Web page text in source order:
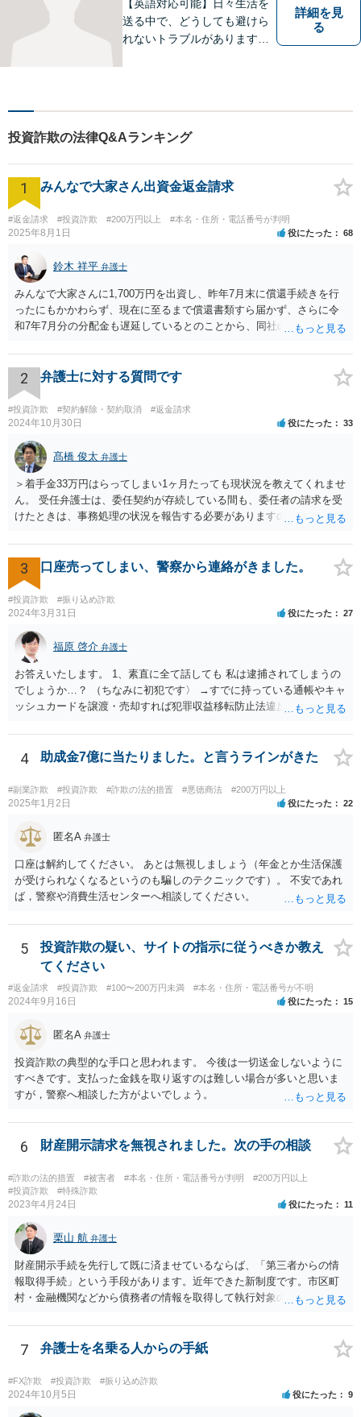
【英語対応可能】日々生活を
送る中で、どうしても避けら
れないトラブルがあります。
ます。 まずはお気軽にご相談
詳細を見
る
投資詐欺の法律Q&Aランキング
1 みんなで大家さん出資金返金請求
#返金請求 #投資詐欺 #200万円以上 #本名・住所・電話番号が判明
2025年8月1日 役にたった 68
鈴木 祥平 弁護士
みんなで大家さんに1,700万円を出資し、昨年7月末に償還手続きを行
ったにもかかわらず、現在に至るまで償還書類すら届かず、さらに令
和7年7月分の分配金も遅延しているとのことから、同社の資金繰りは
のような状況では、放置すれば債権回収が困難となるおそれがあり、
弁護士を入れて早期に対応する必要があります。 本件は、明らかに弁
護士を入れて対応すべき事案です。内容証明郵便により返還請求の意
思表示を行い、応答がなければ訴訟提起や仮差押え等の法的措置をと
るべきです。相手方であるみんなで大家さんは、令和5年6月に金融庁
より業務停止命令を受けており、集団投資スキームに関する法令違反
の疑いも報道されています。返還に応じる余力が今後失われるおそれ
もあるため、他の債権者に先んじて請求手続を行うことが重要です。
弁護士選任については、大阪に所在する相手方企業であっても、現在
は全国の弁護士がウェブ面談・電子手続等で対応可能です。実際、当
職もみんなで大家さんに関する出資金返還請求について対応実績があ
ることは、損失の拡大を防ぐために極めて合理的な判断といえます。
今からでも遅くありませんので、速やかに弁護士へ相談されることを
強く推奨いたします。
2 弁護士に対する質問です
#投資詐欺 #契約解除・契約取消 #返金請求
2024年10月30日 役にたった 33
髙橋 俊太 弁護士
＞着手金33万円はらってしまい1ヶ月たっても現状況を教えてくれませ
ん。 受任弁護士は、委任契約が存続している間も、委任者の請求を受
けたときは、事務処理の状況を報告する必要がありますので（民法６
問題があります。 ＞二次被害にあった場合、日弁連に相談したらいい
ですか？ 日弁連というより、担当弁護士が所属している弁護士会に相
談するとよいでしょう。 ＜参照：民法＞ （受任者による報告） 第６
４５条 受任者は、委任者の請求があるときは、いつでも委任事務の
処理の状況を報告し、委任が終了した後は、遅滞なくその経過及び結
果を報告しなければならない。
3 口座売ってしまい、警察から連絡がきました。
#投資詐欺 #振り込め詐欺
2024年3月31日 役にたった 27
福原 啓介 弁護士
お答えいたします。 1、素直に全て話しても 私は逮捕されてしまうの
でしょうか…？ （ちなみに初犯です〉 →すでに持っている通帳やキャ
ッシュカードを譲渡・売却すれば犯罪収益移転防止法違反に、譲渡・
で、本当に銀行口座を売る行為が犯罪行為であることを認識して行っ
た又は認識しうる状況で行ったものであれば、素直に認めた方がいい
と思います。しかし、例えば、銀行口座を売る行為が犯罪行為である
ことを知らずに売却譲渡した場合は、もちろん認めるという選択肢も
ありますが、沈黙を守るという選択肢もあることを念頭に置いていた
が、捜査機関において罪証隠滅の恐れや逃亡の恐れがある等の事由が
ある場合は身体拘束をしてくる可能性はあります。仮に初犯であった
としてもその可能性は変わりません。 2、京都まで行かなきゃ行けな
い事はありますか？ →捜査を担当する警察署が京都の警察署であれ
ば、京都まで行く可能性もありますが、京都の警察官がご相談者様の
と相談することをおすすめします。
4 助成金7億に当たりました。と言うラインがきた
#副業詐欺 #投資詐欺 #詐欺の法的措置 #悪徳商法 #200万円以上
2025年1月2日 役にたった 22
匿名A 弁護士
口座は解約してください。 あとは無視しましょう（年金とか生活保護
が受けられなくなるというのも騙しのテクニックです）。 不安であれ
ば，警察や消費生活センターへ相談してください。
5
投資詐欺の疑い、サイトの指示に従うべきか教え
てください
#返金請求 #投資詐欺 #100〜200万円未満 #本名・住所・電話番号が不明
2024年9月16日 役にたった 15
匿名A 弁護士
投資詐欺の典型的な手口と思われます。 今後は一切送金しないように
すべきです。支払った金銭を取り返すのは難しい場合が多いと思いま
すが，警察へ相談した方がよいでしょう。
6 財産開示請求を無視されました。次の手の相談
#詐欺の法的措置 #被害者 #本名・住所・電話番号が判明
#200万円以上
#投資詐欺
#特殊詐欺
2023年4月24日 役にたった 11
栗山 航 弁護士
財産開示手続を先行して既に済ませているならば、「第三者からの情
報取得手続」という手段があります。近年できた新制度です。市区町
村・金融機関などから債務者の情報を取得して執行対象の財産を探す
情報、②預貯金情報、③株式情報、④勤務先（給与の支給者）情報で
す。もっとも、④勤務先情報が取得できるのは、相談者様の債権が、
養育費などである場合か、人の生命または身体の侵害による損害賠償
請求権である場合に限られます。 申立には、定められた要件を満た
すことが必要ですので、具体的には弁護士に相談されるかご自身でお
調べになると良いと思います。
7 弁護士を名乗る人からの手紙
#FX詐欺 #投資詐欺 #振り込め詐欺
2024年10月5日 役にたった 9